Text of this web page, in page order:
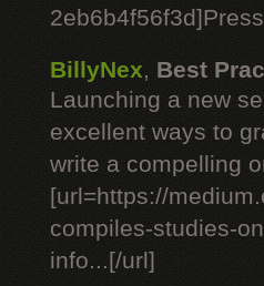
BillyNex, Best
Launching a new
excellent ways to
write a compelling
[url=https://
compiles-studies-
info...[/url]